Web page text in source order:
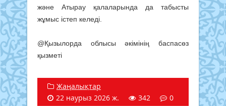
және Атырау қалаларында да табысты
жұмыс істеп келеді.
@Қызылорда облысы әкімінің баспасөз
қызметі
Жаңалықтар
22 наурыз 2026 ж.
342 0